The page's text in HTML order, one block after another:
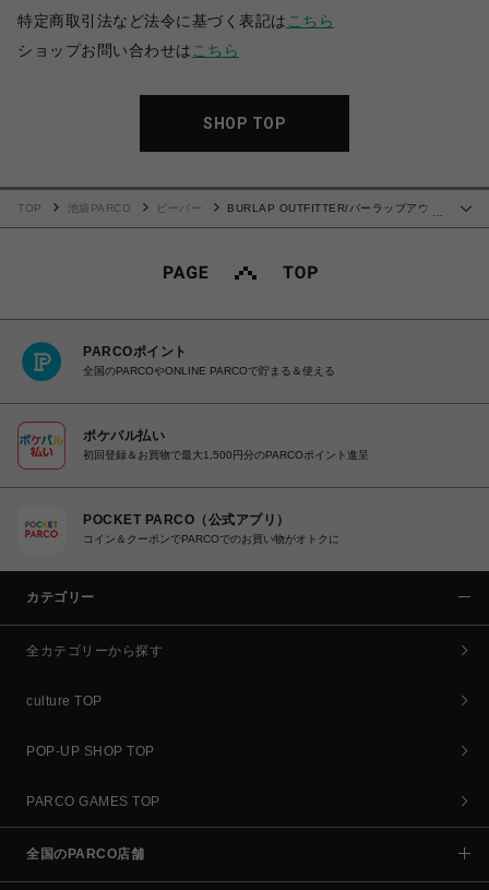
特定商取引法など法令に基づく表記は こちら
ショップお問い合わせは こちら
SHOP TOP
TOP 池袋PARCO ビーバー
BURLAP OUTFITTER/バーラップアウト
PARCOポイント
全国のPARCOやONLINE PARCOで貯まる＆使える
ポケパル払い
初回登録＆お買物で最大1,500円分のPARCOポイント進呈
POCKET PARCO（公式アプリ）
コイン＆クーポンでPARCOでのお買い物がオトクに
カテゴリー
全カテゴリーから探す
culture TOP
POP-UP SHOP TOP
PARCO GAMES TOP
全国のPARCO店舗